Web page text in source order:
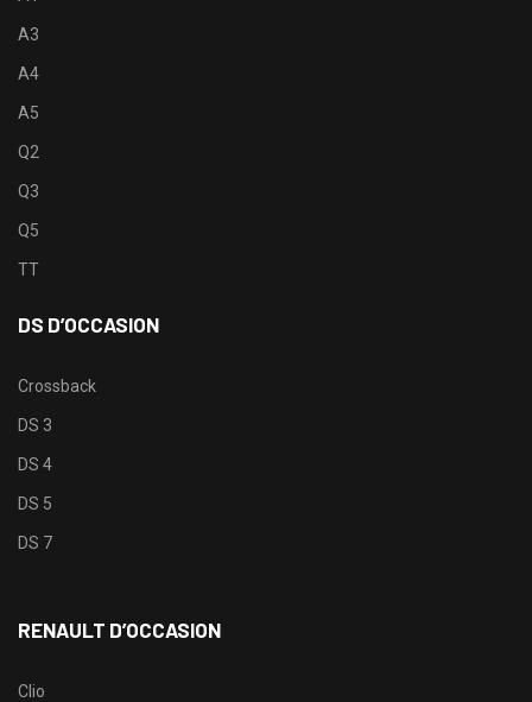
A3
A4
A5
Q2
Q3
Q5
TT
DS D’OCCASION
Crossback
DS 3
DS 4
DS 5
DS 7
RENAULT D’OCCASION
Clio